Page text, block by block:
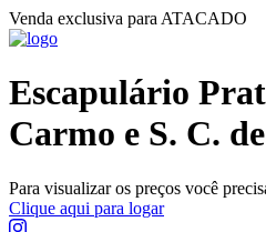
Venda exclusiva para ATACADO
Escapulário
Carmo e S. C.
Para visualizar os preços você
Clique aqui para logar